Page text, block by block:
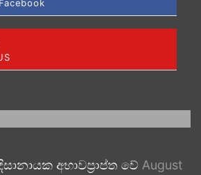
අභාවප්‍රාප්ත වේ August